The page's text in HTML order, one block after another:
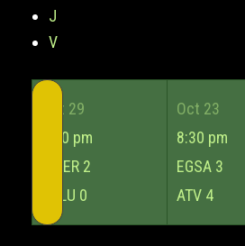
J
V
Oct 29
8:30 pm
INTER 2
BALU 0
Oct 23
8:30 pm
EGSA 3
ATV 4